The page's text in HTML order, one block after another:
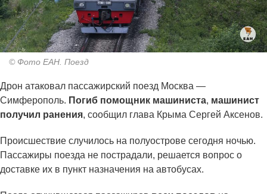
© Фото ЕАН. Поезд
Дрон атаковал пассажирский поезд Москва —
Симферополь. Погиб помощник машиниста, машинист
получил ранения, сообщил глава Крыма Сергей Аксенов.
Происшествие случилось на полуострове сегодня ночью.
Пассажиры поезда не пострадали, решается вопрос о
доставке их в пункт назначения на автобусах.